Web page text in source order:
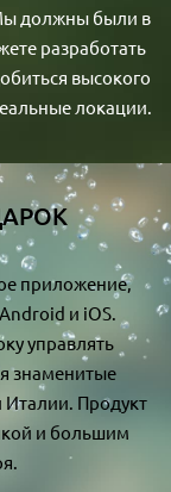
должны были в
разработать
высокого
локации.
приложение,
и iOS.
управлять
знаменитые
Продукт
и большим